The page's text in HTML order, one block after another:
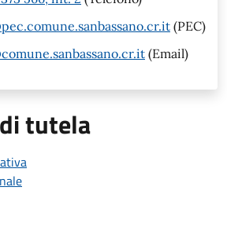
(PEC)
(Email)
tutela